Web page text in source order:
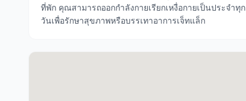
ที่พัก คุณสามารถออกกำลังกายเรียกเหงื่อกายเป็นประจำทุก
วันเพื่อรักษาสุขภาพหรือบรรเทาอาการเจ็ทแล็ก